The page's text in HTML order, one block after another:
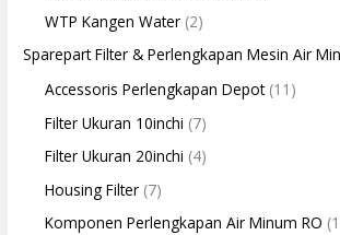
WTP Kangen Water (2)
Sparepart Filter & Perlengkapan Mesin Air
Accessoris Perlengkapan Depot(11)
Filter Ukuran 10inchi (7)
Filter Ukuran 20inchi (4)
Housing Filter (7)
Komponen Perlengkapan Air Minum RO